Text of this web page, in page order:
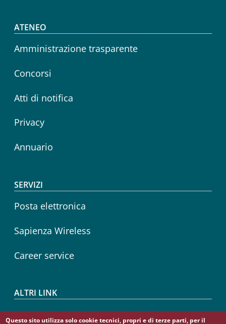
Footer menu
ATENEO
Amministrazione trasparente
Concorsi
Atti di notifica
Privacy
Annuario
SERVIZI
Posta elettronica
Sapienza Wireless
Career service
ALTRI LINK
CIAO
Questo sito utilizza solo cookie tecnici, propri e di terze parti, per il